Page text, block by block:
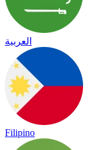
العربية
Filipino